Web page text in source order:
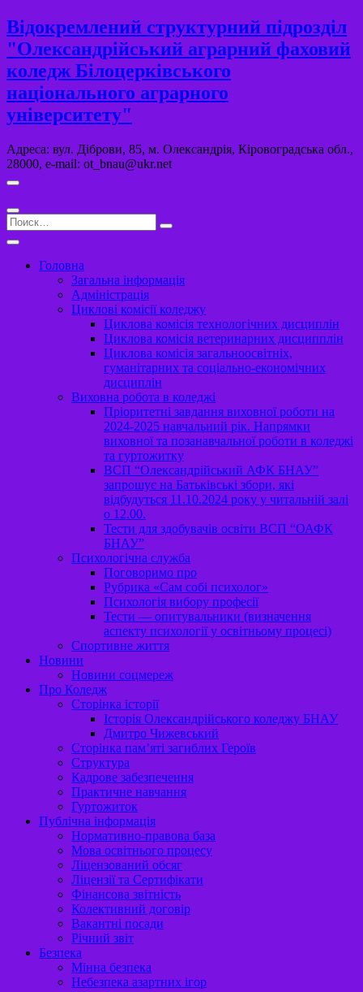
Перейти
к
содержимому
Відокремлений структурний підрозділ
"Олександрійський аграрний фаховий
коледж Білоцерківського
національного аграрного
університету"
Адреса: вул. Діброви, 85, м. Олександрія, Кіровоградська обл.,
28000, e-mail: ot_bnau@ukr.net
Поиск…
Головна
Загальна інформація
Адміністрація
Циклові комісії коледжу
Циклова комісія технологічних дисциплін
Циклова комісія ветеринарних дисципплін
Циклова комісія загальноосвітніх,
гуманітарних та соціально-економічних
дисциплін
Виховна робота в коледжі
Пріоритетні завдання виховної роботи на
2024-2025 навчальний рік. Напрямки
виховної та позанавчальної роботи в коледжі
та гуртожитку
ВСП “Олександрійський АФК БНАУ”
запрошує на Батьківські збори, які
відбудуться 11.10.2024 року у читальній залі
о 12.00.
Тести для здобувачів освіти ВСП “ОАФК
БНАУ”
Психологічна служба
Поговоримо про
Рубрика «Сам собі психолог»
Психологія вибору професії
Тести — опитувальники (визначення
аспекту психології у освітньому процесі)
Спортивне життя
Новини
Новини соцмереж
Про Коледж
Сторінка історії
Історія Олександрійського коледжу БНАУ
Дмитро Чижевський
Сторінка пам’яті загиблих Героїв
Структура
Кадрове забезпечення
Практичне навчання
Гуртожиток
Публічна інформація
Нормативно-правова база
Мова освітнього процесу
Ліцензований обсяг
Ліцензії та Сертифікати
Фінансова звітність
Колективний договір
Вакантні посади
Річний звіт
Безпека
Мінна безпека
Небезпека азартних ігор